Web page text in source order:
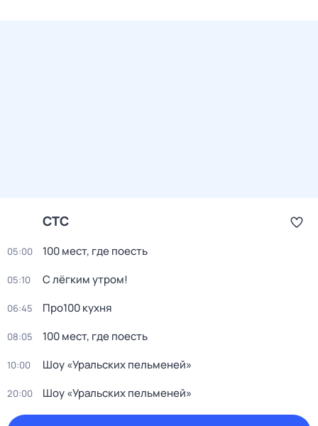
СТС
05:00 100 мест, где поесть
05:10 С лёгким утром!
06:45 Про100 кухня
08:05 100 мест, где поесть
10:00 Шоу «Уральских пельменей»
20:00 Шоу «Уральских пельменей»